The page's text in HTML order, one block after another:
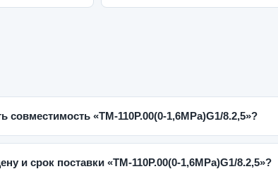
совместимость «ТМ-110Р.00(0-1,6MPa)G1/8.2,5»?
и срок поставки «ТМ-110Р.00(0-1,6MPa)G1/8.2,5»?